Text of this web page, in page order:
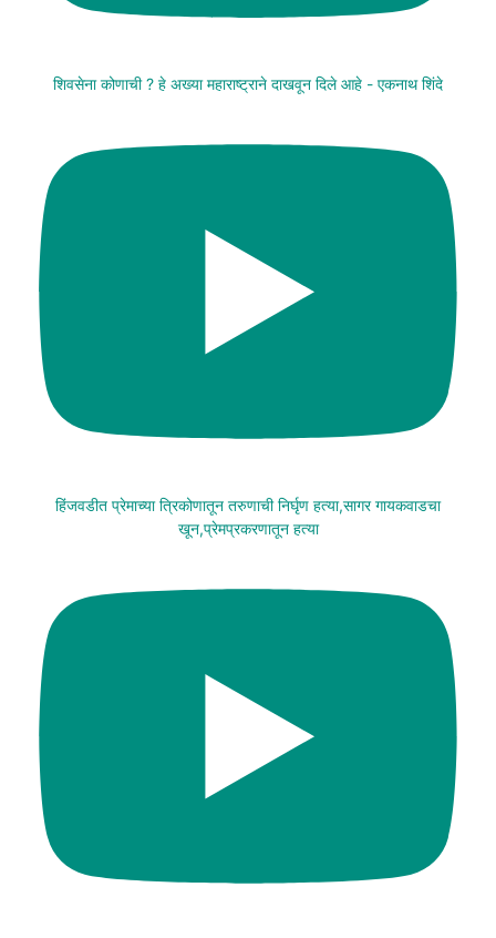
शिवसेना कोणाची ? हे अख्या महाराष्ट्राने दाखवून दिले आहे - एकनाथ शिंदे
हिंजवडीत प्रेमाच्या त्रिकोणातून तरुणाची निर्घृण हत्या,सागर गायकवाडचा
खून,प्रेमप्रकरणातून हत्या